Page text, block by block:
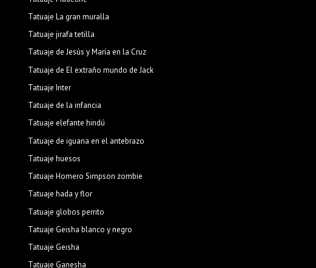
Tatuaje La gran muralla
Tatuaje jirafa tetilla
Tatuaje de Jesús y María en la Cruz
Tatuaje de El extraño mundo de Jack
Tatuaje Inter
Tatuaje de la infancia
Tatuaje elefante hindú
Tatuaje de iguana en el antebrazo
Tatuaje huesos
Tatuaje Homero Simpson zombie
Tatuaje hada y flor
Tatuaje globos perrito
Tatuaje Geisha blanco y negro
Tatuaje Geisha
Tatuaje Ganesha